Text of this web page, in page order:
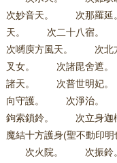
次妙音天。 次那
天。 次二十八宿
次嚩庾方風天。 次
叉女。 次諸毘舍
諸天。 次普世明妃
向守護。 次淨治。
鉤索鎖鈴。 次立身迦
魔結十方護身(聖不動
次火院。 次振鈴。右